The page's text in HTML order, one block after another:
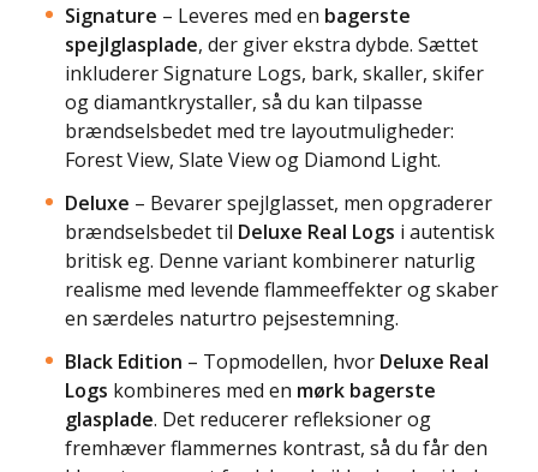
Signature – Leveres med en bagerste
spejlglasplade, der giver ekstra dybde. Sættet
inkluderer Signature Logs, bark, skaller, skifer
og diamantkrystaller, så du kan tilpasse
brændselsbedet med tre layoutmuligheder:
Forest View, Slate View og Diamond Light.
Deluxe – Bevarer spejlglasset, men opgraderer
brændselsbedet til Deluxe Real Logs i autentisk
britisk eg. Denne variant kombinerer naturlig
realisme med levende flammeeffekter og skaber
en særdeles naturtro pejsestemning.
Black Edition – Topmodellen, hvor Deluxe Real
Logs kombineres med en mørk bagerste
glasplade. Det reducerer refleksioner og
fremhæver flammernes kontrast, så du får den